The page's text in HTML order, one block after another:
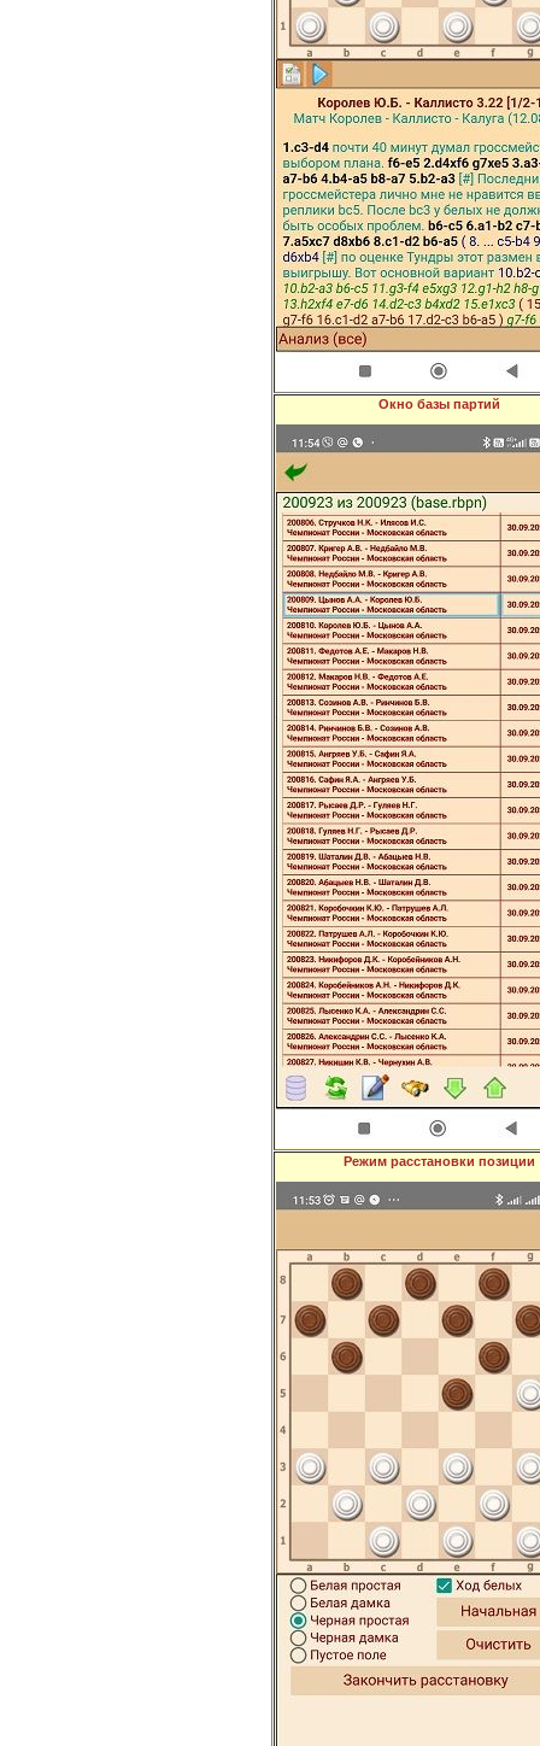
Окно базы партий
Режим расстановки позиции